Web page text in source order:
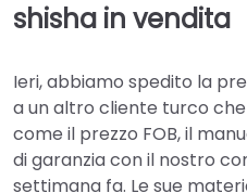
shisha in vendita
Ieri, abbiamo spedito la
a un altro cliente turco
come il prezzo FOB, il
di garanzia con il nostro
settimana fa. Le sue